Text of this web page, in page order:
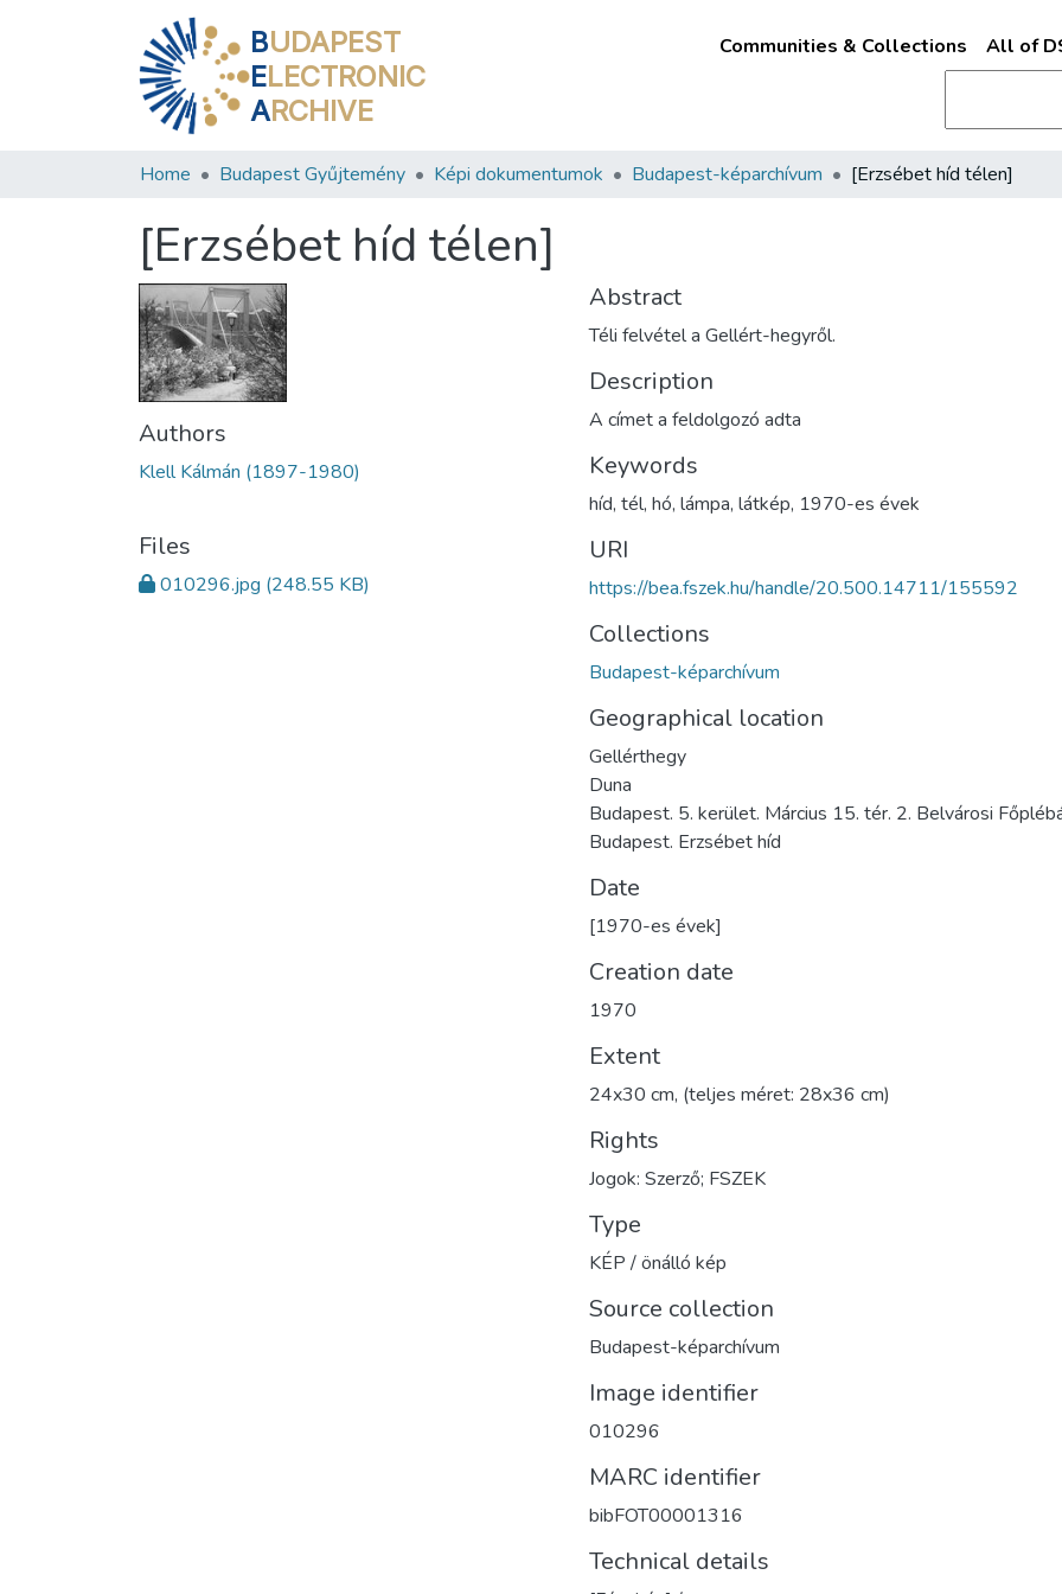
BUDAPEST
ELECTRONIC
ARCHIVE
Communities & Collections All of
Home Budapest Gyűjtemény Képi dokumentumok Budapest-képarchívum [Erzsébet híd télen]
[Erzsébet híd télen]
Authors
Klell Kálmán (1897-1980)
Files
010296.jpg (248.55 KB)
Abstract
Téli felvétel a Gellért-hegyről.
Description
A címet a feldolgozó adta
Keywords
híd, tél, hó, lámpa, látkép, 1970-es évek
URI
https://bea.fszek.hu/handle/20.500.14711/155592
Collections
Budapest-képarchívum
Geographical location
Gellérthegy
Duna
Budapest. 5. kerület. Március 15. tér. 2. Belvárosi
Budapest. Erzsébet híd
Date
[1970-es évek]
Creation date
1970
Extent
24x30 cm, (teljes méret: 28x36 cm)
Rights
Jogok: Szerző; FSZEK
Type
KÉP / önálló kép
Source collection
Budapest-képarchívum
Image identifier
010296
MARC identifier
bibFOT00001316
Technical details